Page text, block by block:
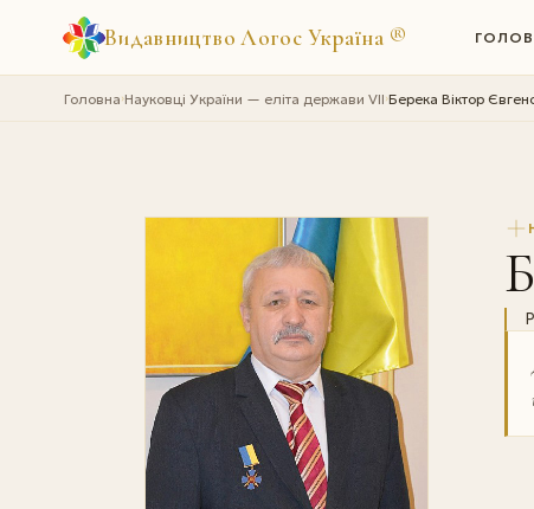
Видавництво Логос Україна ®
Головна›Науковці України — еліта держави VII›Берека Віктор